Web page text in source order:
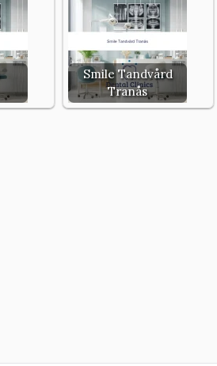
Smile Tandvård
Tranås